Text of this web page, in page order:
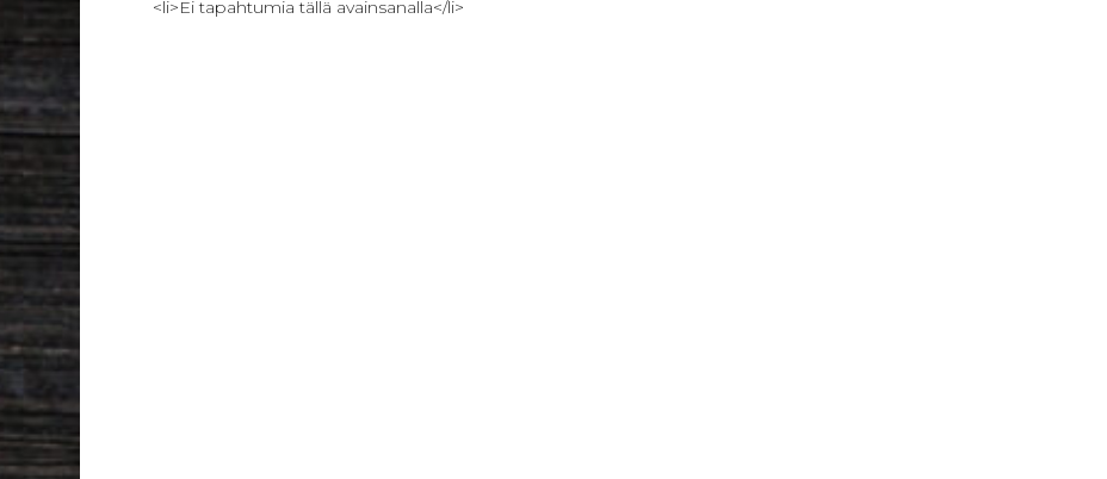
<li>Ei tapahtumia tällä avainsanalla</li>